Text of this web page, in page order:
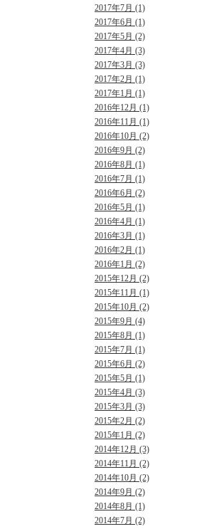
2017年7月 (1)
2017年6月 (1)
2017年5月 (2)
2017年4月 (3)
2017年3月 (3)
2017年2月 (1)
2017年1月 (1)
2016年12月 (1)
2016年11月 (1)
2016年10月 (2)
2016年9月 (2)
2016年8月 (1)
2016年7月 (1)
2016年6月 (2)
2016年5月 (1)
2016年4月 (1)
2016年3月 (1)
2016年2月 (1)
2016年1月 (2)
2015年12月 (2)
2015年11月 (1)
2015年10月 (2)
2015年9月 (4)
2015年8月 (1)
2015年7月 (1)
2015年6月 (2)
2015年5月 (1)
2015年4月 (3)
2015年3月 (3)
2015年2月 (2)
2015年1月 (2)
2014年12月 (3)
2014年11月 (2)
2014年10月 (2)
2014年9月 (2)
2014年8月 (1)
2014年7月 (2)